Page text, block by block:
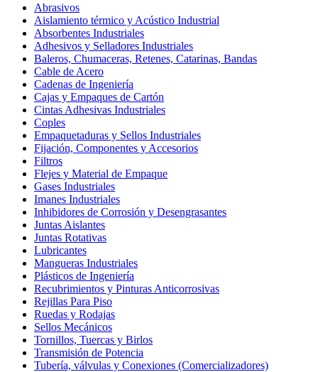
Abrasivos
Aislamiento térmico y Acústico Industrial
Absorbentes Industriales
Adhesivos y Selladores Industriales
Baleros, Chumaceras, Retenes, Catarinas, Bandas
Cable de Acero
Cadenas de Ingeniería
Cajas y Empaques de Cartón
Cintas Adhesivas Industriales
Coples
Empaquetaduras y Sellos Industriales
Fijación, Componentes y Accesorios
Filtros
Flejes y Material de Empaque
Gases Industriales
Imanes Industriales
Inhibidores de Corrosión y Desengrasantes
Juntas Aislantes
Juntas Rotativas
Lubricantes
Mangueras Industriales
Plásticos de Ingeniería
Recubrimientos y Pinturas Anticorrosivas
Rejillas Para Piso
Ruedas y Rodajas
Sellos Mecánicos
Tornillos, Tuercas y Birlos
Transmisión de Potencia
Tubería, válvulas y Conexiones (Comercializadores)